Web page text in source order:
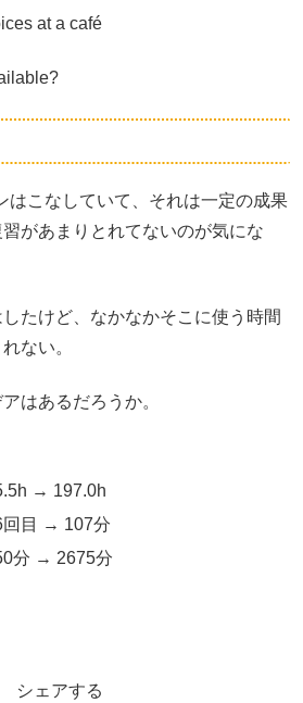
at a café
はこなしていて、それは一定の成果
があまりとれてないのが気にな
たけど、なかなかそこに使う時間
ない。
はあるだろうか。
→ 197.0h
回目 → 107分
分 → 2675分
シェアする